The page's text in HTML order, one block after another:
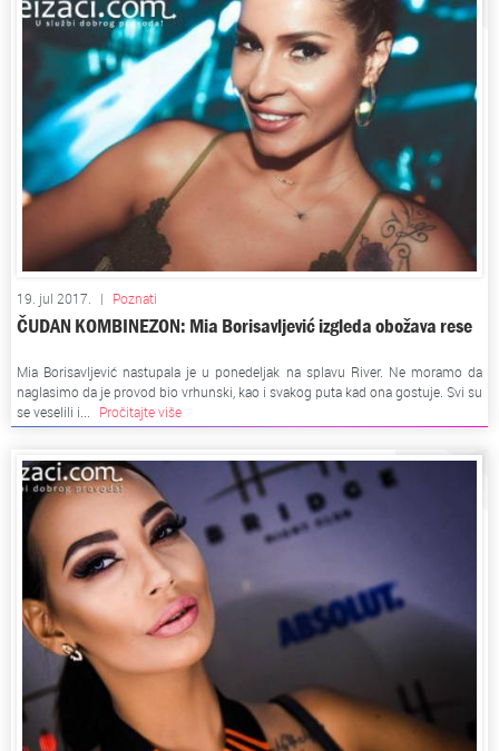
19. jul 2017. | Poznati
ČUDAN KOMBINEZON: Mia Borisavljević izgleda obožava rese
Mia Borisavljević nastupala je u ponedeljak na splavu River. Ne moramo da
naglasimo da je provod bio vrhunski, kao i svakog puta kad ona gostuje. Svi su
se veselili i...
Pročitajte više